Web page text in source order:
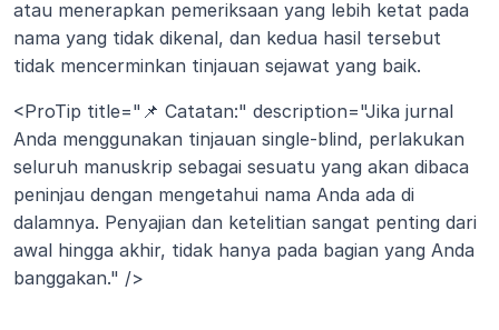
atau menerapkan pemeriksaan yang lebih ketat pada
nama yang tidak dikenal, dan kedua hasil tersebut
tidak mencerminkan tinjauan sejawat yang baik.
<ProTip title="📌 Catatan:" description="Jika jurnal
Anda menggunakan tinjauan single-blind, perlakukan
seluruh manuskrip sebagai sesuatu yang akan dibaca
peninjau dengan mengetahui nama Anda ada di
dalamnya. Penyajian dan ketelitian sangat penting dari
awal hingga akhir, tidak hanya pada bagian yang Anda
banggakan." />